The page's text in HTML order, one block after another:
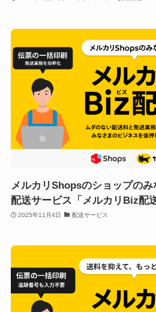
メルカリShopsのショップの
配送サービス「メルカリBiz配
2025年11月4日 配送サービス